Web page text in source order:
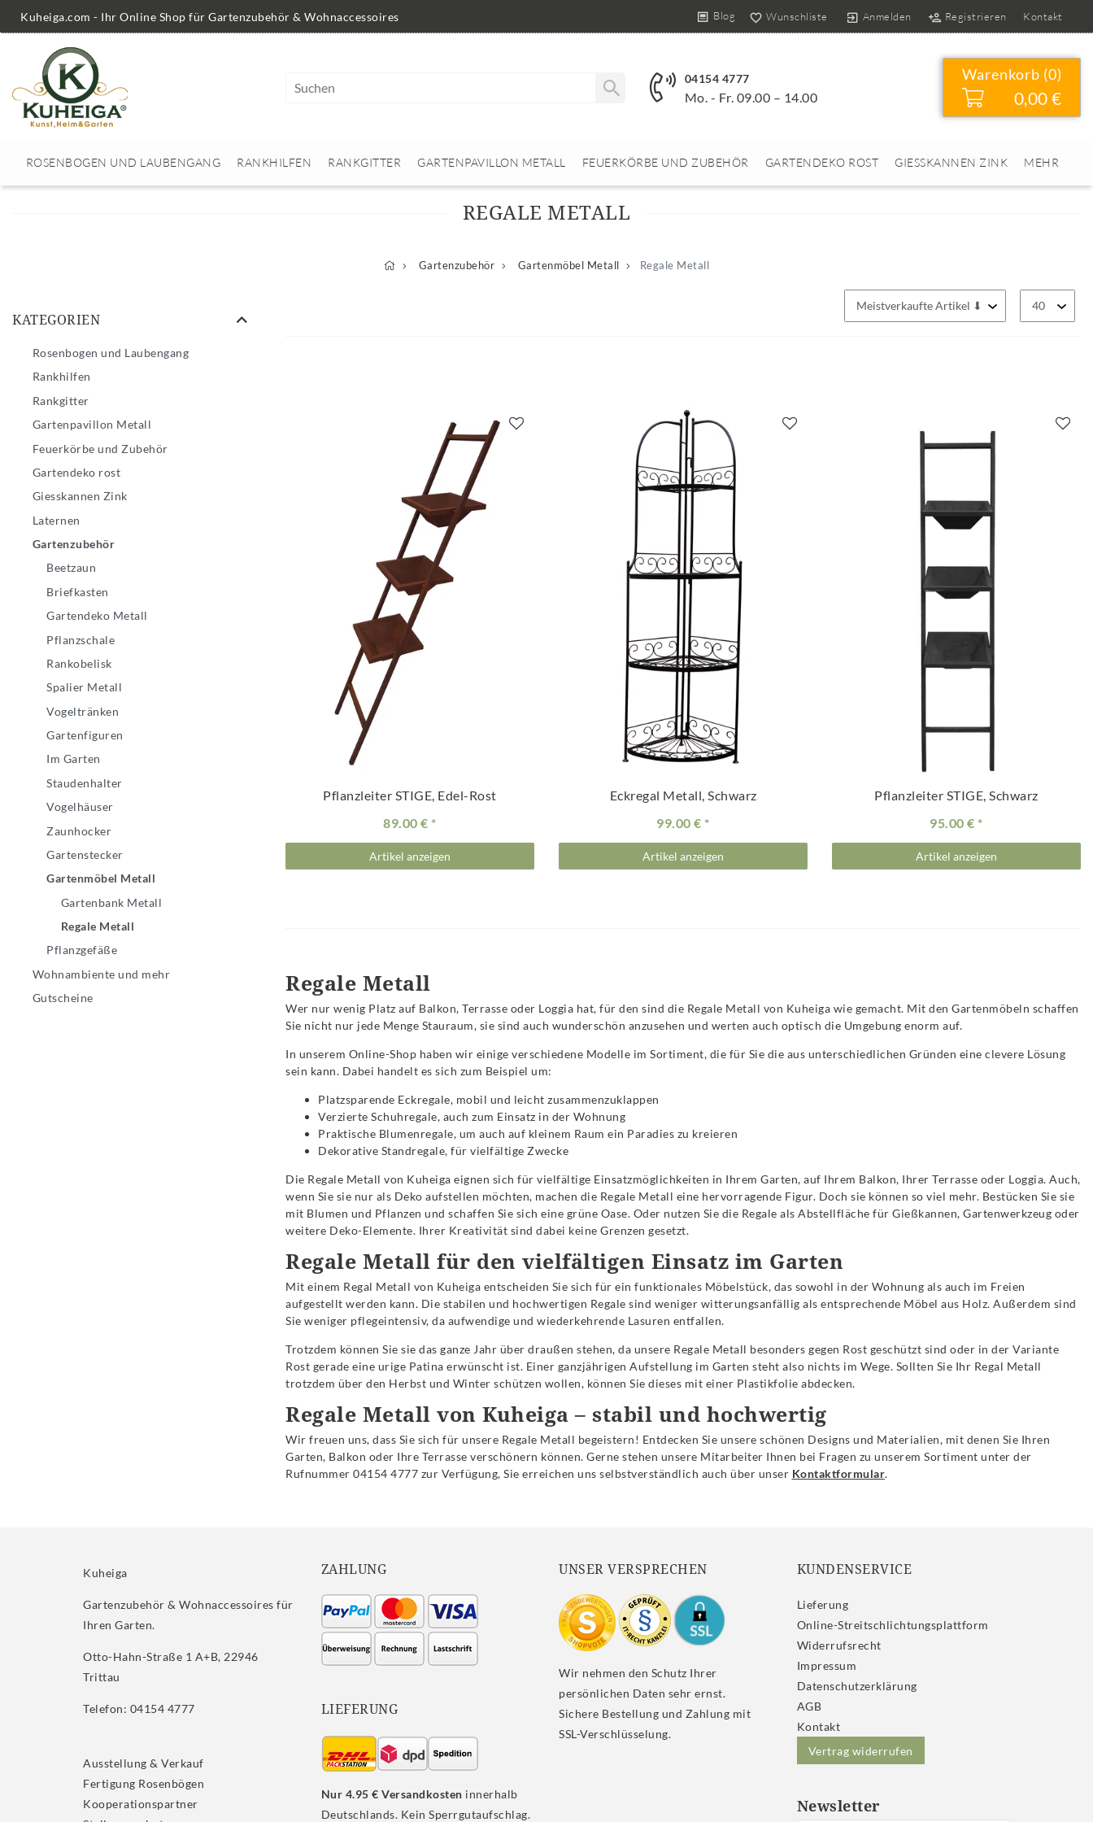
Kuheiga.com - Ihr Online Shop für Gartenzubehör & Wohnaccessoires Blog Wunschliste Anmelden Registrieren Kontakt
04154 4777
Mo. - Fr. 09.00 – 14.00
Warenkorb (0)
0,00 €
ROSENBOGEN UND LAUBENGANG RANKHILFEN RANKGITTER GARTENPAVILLON METALL FEUERKÖRBE UND ZUBEHÖR GARTENDEKO ROST GIESSKANNEN ZINK MEHR
REGALE METALL
Gartenzubehör Gartenmöbel Metall Regale Metall
KATEGORIEN
Rosenbogen und Laubengang
Rankhilfen
Rankgitter
Gartenpavillon Metall
Feuerkörbe und Zubehör
Gartendeko rost
Giesskannen Zink
Laternen
Gartenzubehör
Beetzaun
Briefkasten
Gartendeko Metall
Pflanzschale
Rankobelisk
Spalier Metall
Vogeltränken
Gartenfiguren
Im Garten
Staudenhalter
Vogelhäuser
Zaunhocker
Gartenstecker
Gartenmöbel Metall
Gartenbank Metall
Regale Metall
Pflanzgefäße
Wohnambiente und mehr
Gutscheine
Pflanzleiter STIGE, Edel-Rost
89.00 €
Artikel anzeigen
Eckregal Metall, Schwarz
99.00 €
Artikel anzeigen
Pflanzleiter STIGE, Schwarz
95.00 €
Artikel anzeigen
Regale Metall
Wer nur wenig Platz auf Balkon, Terrasse oder Loggia hat, für den sind die Regale Metall von Kuheiga wie gemacht. Mit den Gartenmöbeln schaffen
Sie nicht nur jede Menge Stauraum, sie sind auch wunderschön anzusehen und werten auch optisch die Umgebung enorm auf.
In unserem Online-Shop haben wir einige verschiedene Modelle im Sortiment, die für Sie die aus unterschiedlichen Gründen eine clevere Lösung
sein kann. Dabei handelt es sich zum Beispiel um:
Platzsparende Eckregale, mobil und leicht zusammenzuklappen
Verzierte Schuhregale, auch zum Einsatz in der Wohnung
Praktische Blumenregale, um auch auf kleinem Raum ein Paradies zu kreieren
Dekorative Standregale, für vielfältige Zwecke
Die Regale Metall von Kuheiga eignen sich für vielfältige Einsatzmöglichkeiten in Ihrem Garten, auf Ihrem Balkon, Ihrer Terrasse oder Loggia. Auch,
wenn Sie sie nur als Deko aufstellen möchten, machen die Regale Metall eine hervorragende Figur. Doch sie können so viel mehr. Bestücken Sie sie
mit Blumen und Pflanzen und schaffen Sie sich eine grüne Oase. Oder nutzen Sie die Regale als Abstellfläche für Gießkannen, Gartenwerkzeug oder
weitere Deko-Elemente. Ihrer Kreativität sind dabei keine Grenzen gesetzt.
Regale Metall für den vielfältigen Einsatz im Garten
Mit einem Regal Metall von Kuheiga entscheiden Sie sich für ein funktionales Möbelstück, das sowohl in der Wohnung als auch im Freien
aufgestellt werden kann. Die stabilen und hochwertigen Regale sind weniger witterungsanfällig als entsprechende Möbel aus Holz. Außerdem sind
Sie weniger pflegeintensiv, da aufwendige und wiederkehrende Lasuren entfallen.
Trotzdem können Sie sie das ganze Jahr über draußen stehen, da unsere Regale Metall besonders gegen Rost geschützt sind oder in der Variante
Rost gerade eine urige Patina erwünscht ist. Einer ganzjährigen Aufstellung im Garten steht also nichts im Wege. Sollten Sie Ihr Regal Metall
trotzdem über den Herbst und Winter schützen wollen, können Sie dieses mit einer Plastikfolie abdecken.
Regale Metall von Kuheiga – stabil und hochwertig
Wir freuen uns, dass Sie sich für unsere Regale Metall begeistern! Entdecken Sie unsere schönen Designs und Materialien, mit denen Sie Ihren
Garten, Balkon oder Ihre Terrasse verschönern können. Gerne stehen unsere Mitarbeiter Ihnen bei Fragen zu unserem Sortiment unter der
Rufnummer 04154 4777 zur Verfügung, Sie erreichen uns selbstverständlich auch über unser Kontaktformular.
Kuheiga
Gartenzubehör & Wohnaccessoires für
Ihren Garten.
Otto-Hahn-Straße 1 A+B, 22946
Trittau
Telefon: 04154 4777
Ausstellung & Verkauf
Fertigung Rosenbögen
Kooperationspartner
ZAHLUNG
LIEFERUNG
Nur 4.95 € Versandkosten innerhalb
Deutschlands. Kein Sperrgutaufschlag.
UNSER VERSPRECHEN
Wir nehmen den Schutz Ihrer
persönlichen Daten sehr ernst.
Sichere Bestellung und Zahlung mit
SSL-Verschlüsselung.
KUNDENSERVICE
Lieferung
Online-Streitschlichtungsplattform
Widerrufs­recht
Impressum
Daten­schutz­erklärung
AGB
Kontakt
Vertrag widerrufen
Newsletter